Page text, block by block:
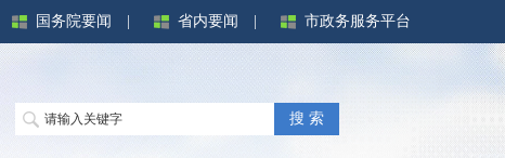
国务院要闻 省内要闻 市政务服务平台
搜 索